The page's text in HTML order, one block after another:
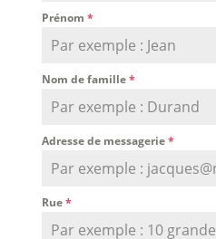
Prénom *
Nom de famille*
Adresse de messagerie*
Rue*